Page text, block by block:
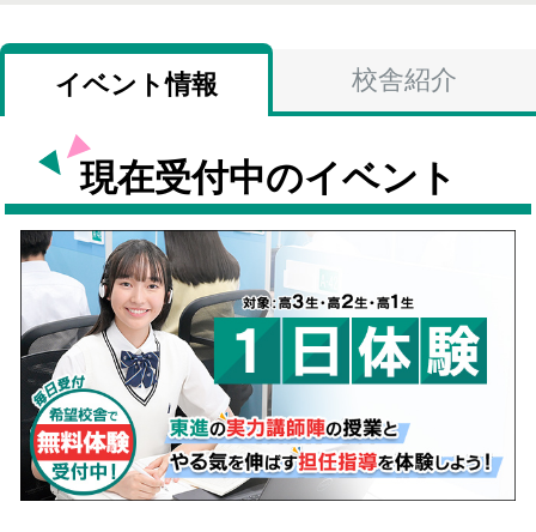
イベント情報 校舎紹介
現在受付中のイベント